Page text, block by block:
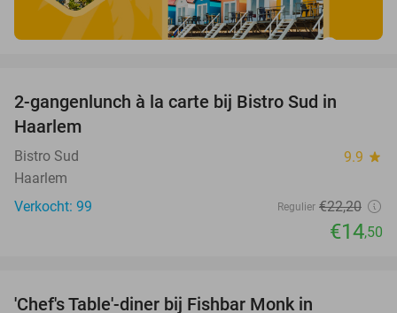
2-gangenlunch à la carte bij Bistro Sud in
Haarlem
Bistro Sud 9.9 star
Haarlem
Verkocht: 99
Regulier €22,20
€14,50
'Chef's Table'-diner bij Fishbar Monk in